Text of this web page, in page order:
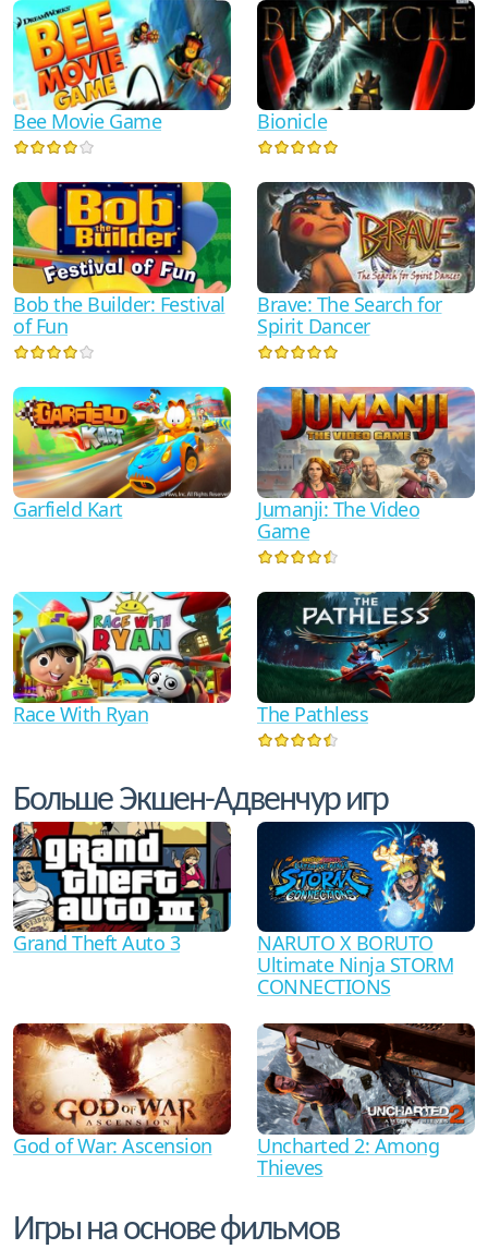
Bee Movie Game Bionicle
Bob the Builder: Festival
of Fun
Brave: The Search for
Spirit Dancer
Garfield Kart
Jumanji: The Video
Game
Race With Ryan The Pathless
Больше Экшен-Адвенчур игр
Grand Theft Auto 3
NARUTO X BORUTO
Ultimate Ninja STORM
CONNECTIONS
God of War: Ascension
Uncharted 2: Among
Thieves
Игры на основе фильмов